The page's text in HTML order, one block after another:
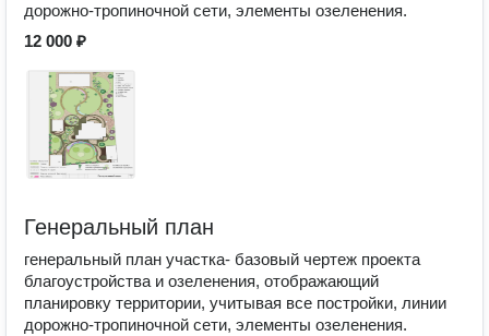
дорожно-тропиночной сети, элементы озеленения.
12 000 ₽
Генеральный план
генеральный план участка- базовый чертеж проекта
благоустройства и озеленения, отображающий
планировку территории, учитывая все постройки, линии
дорожно-тропиночной сети, элементы озеленения.